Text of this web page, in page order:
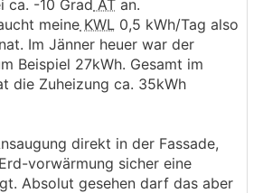
ca. -10 Grad AT an.
meine KWL 0,5 kWh/Tag also
Im Jänner heuer war der
Beispiel 27kWh. Gesamt im
die Zuheizung ca. 35kWh
direkt in der Fassade,
vorwärmung sicher eine
Absolut gesehen darf das aber